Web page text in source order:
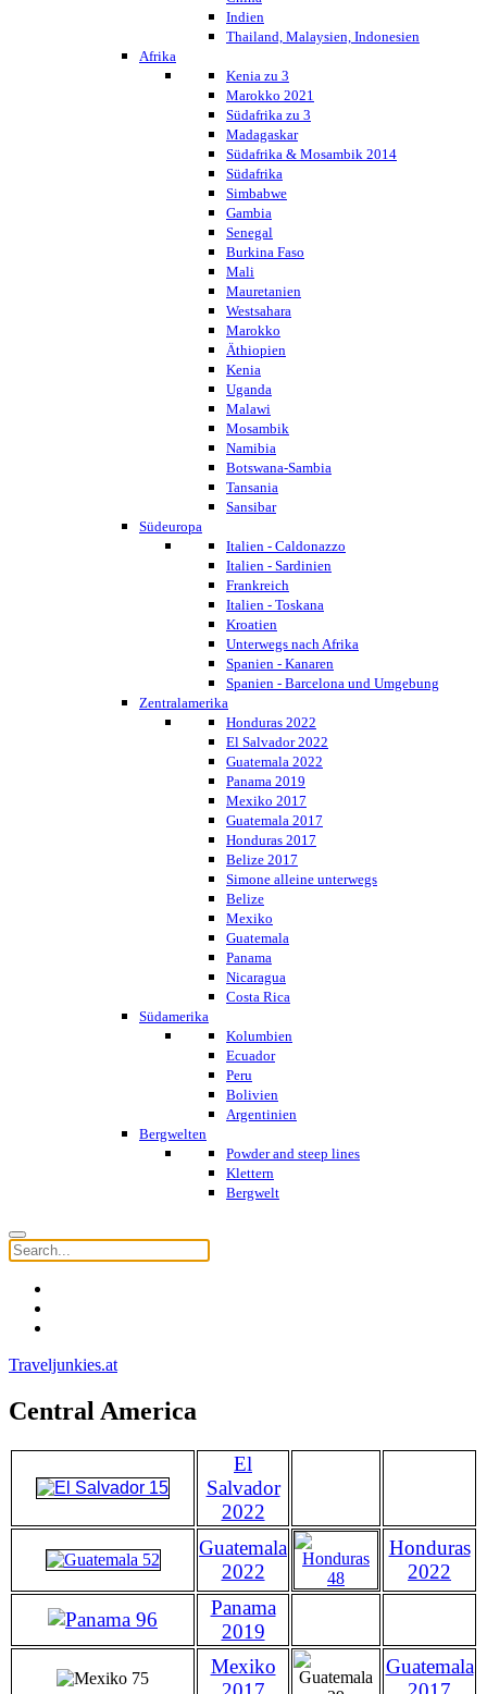
Indien
Thailand, Malaysien, Indonesien
Afrika
Kenia zu 3
Marokko 2021
Südafrika zu 3
Madagaskar
Südafrika & Mosambik 2014
Südafrika
Simbabwe
Gambia
Senegal
Burkina Faso
Mali
Mauretanien
Westsahara
Marokko
Äthiopien
Kenia
Uganda
Malawi
Mosambik
Namibia
Botswana-Sambia
Tansania
Sansibar
Südeuropa
Italien - Caldonazzo
Italien - Sardinien
Frankreich
Italien - Toskana
Kroatien
Unterwegs nach Afrika
Spanien - Kanaren
Spanien - Barcelona und Umgebung
Zentralamerika
Honduras 2022
El Salvador 2022
Guatemala 2022
Panama 2019
Mexiko 2017
Guatemala 2017
Honduras 2017
Belize 2017
Simone alleine unterwegs
Belize
Mexiko
Guatemala
Panama
Nicaragua
Costa Rica
Südamerika
Kolumbien
Ecuador
Peru
Bolivien
Argentinien
Bergwelten
Powder and steep lines
Klettern
Bergwelt
Traveljunkies.at
Central America
El
Salvador
2022
Guatemala
2022
Honduras
2022
Panama
2019
Mexiko
Guatemala